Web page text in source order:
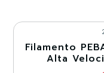
-30%
Filamento
Alta